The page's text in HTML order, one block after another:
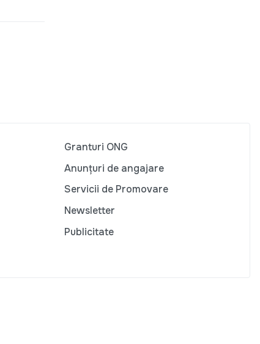
Granturi ONG
Anunțuri de angajare
Servicii de Promovare
Newsletter
Publicitate